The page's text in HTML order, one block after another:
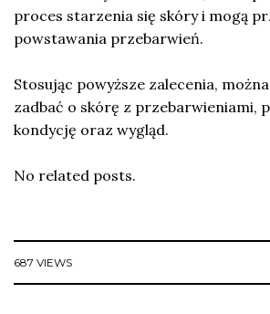
proces starzenia się skóry i mogą
powstawania przebarwień.
Stosując powyższe zalecenia,
zadbać o skórę z przebarwieniami,
kondycję oraz wygląd.
No related posts.
687 VIEWS